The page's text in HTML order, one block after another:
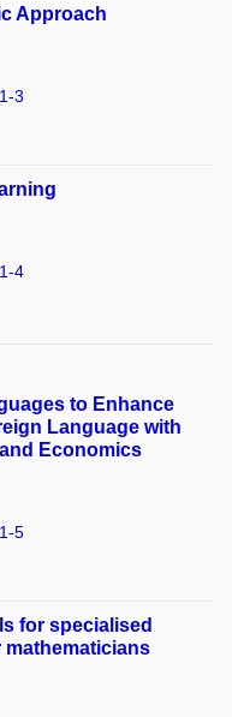
Approach
3
4
to Enhance
Language with
Economics
5
for specialised